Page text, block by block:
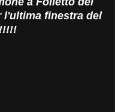
l'ultima finestra del